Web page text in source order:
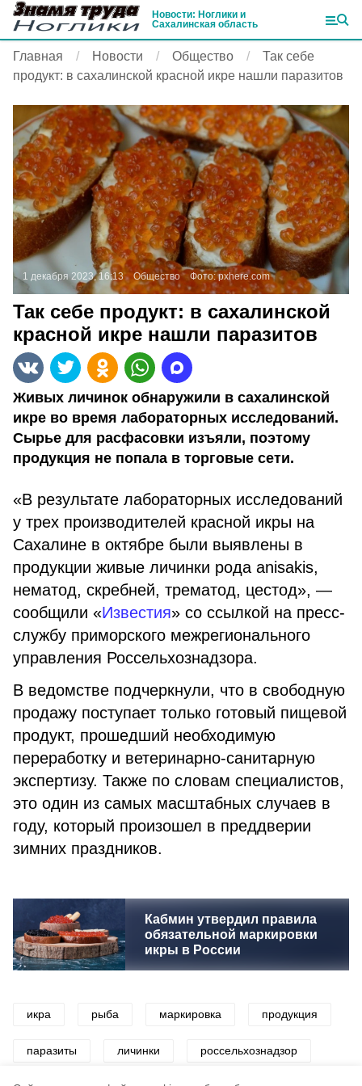
Новости: Ноглики и
Сахалинская область
Главная Новости Общество
Так себе
продукт: в сахалинской красной икре нашли паразитов
1 декабря 2023, 16:13 Общество Фото:pxhere.com
Так себе продукт: в сахалинской
красной икре нашли паразитов
Живых личинок обнаружили в сахалинской
икре во время лабораторных исследований.
Сырье для расфасовки изъяли, поэтому
продукция не попала в торговые сети.
«В результате лабораторных исследований
у трех производителей красной икры на
Сахалине в октябре были выявлены в
продукции живые личинки рода аnisakis,
нематод, скребней, трематод, цестод», —
сообщили «Известия» со ссылкой на пресс-
службу приморского межрегионального
управления Россельхознадзора.
В ведомстве подчеркнули, что в свободную
продажу поступает только готовый пищевой
продукт, прошедший необходимую
переработку и ветеринарно-санитарную
экспертизу. Также по словам специалистов,
это один из самых масштабных случаев в
году, который произошел в преддверии
зимних праздников.
Кабмин утвердил правила
обязательной маркировки
икры в России
икра рыба маркировка продукция
паразиты личинки россельхознадзор